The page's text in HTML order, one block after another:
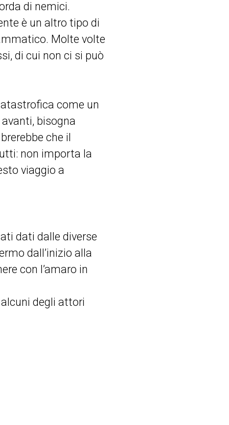
di nemici.
è un altro tipo di
Molte volte
di cui non ci si può
come un
bisogna
che il
non importa la
viaggio a
dati dalle diverse
dall’inizio alla
con l’amaro in
degli attori